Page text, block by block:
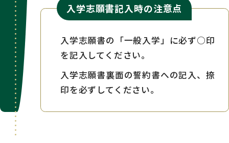
入学志願書記入時の注意点
入学志願書の「一般入学」に必ず○印
を記入してください。
入学志願書裏面の誓約書への記入、捺
印を必ずしてください。